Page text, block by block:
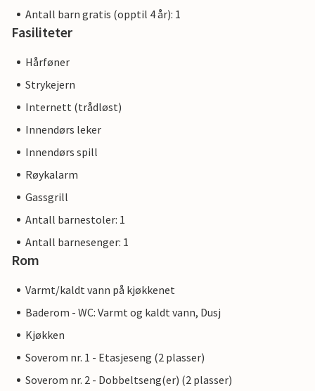
Antall barn gratis (opptil 4 år): 1
Fasiliteter
Hårføner
Strykejern
Internett (trådløst)
Innendørs leker
Innendørs spill
Røykalarm
Gassgrill
Antall barnestoler: 1
Antall barnesenger: 1
Rom
Varmt/kaldt vann på kjøkkenet
Baderom - WC: Varmt og kaldt vann, Dusj
Kjøkken
Soverom nr. 1 - Etasjeseng (2 plasser)
Soverom nr. 2 - Dobbeltseng(er) (2 plasser)